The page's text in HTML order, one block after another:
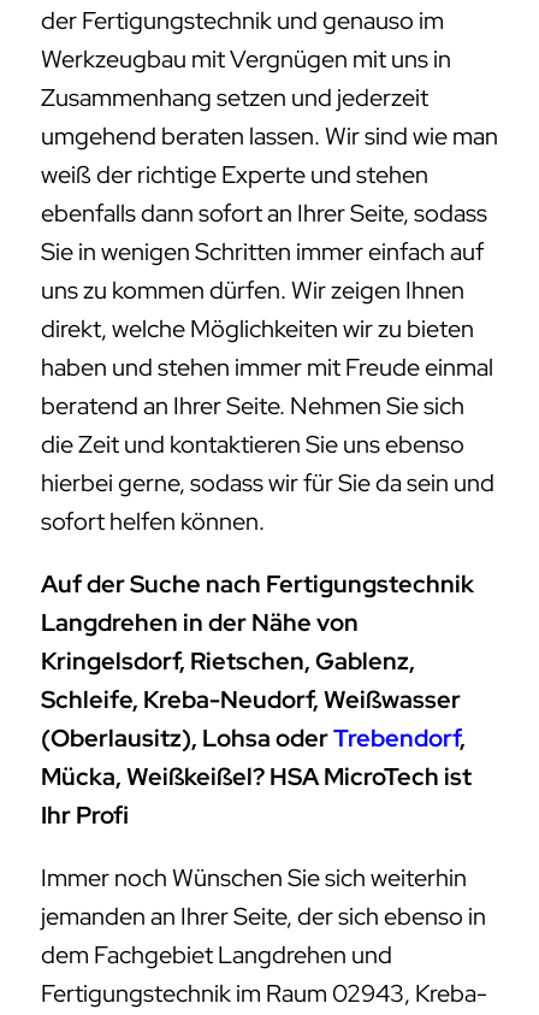
der Fertigungstechnik und genauso im
Werkzeugbau mit Vergnügen mit uns in
Zusammenhang setzen und jederzeit
umgehend beraten lassen. Wir sind wie man
weiß der richtige Experte und stehen
ebenfalls dann sofort an Ihrer Seite, sodass
Sie in wenigen Schritten immer einfach auf
uns zu kommen dürfen. Wir zeigen Ihnen
direkt, welche Möglichkeiten wir zu bieten
haben und stehen immer mit Freude einmal
beratend an Ihrer Seite. Nehmen Sie sich
die Zeit und kontaktieren Sie uns ebenso
hierbei gerne, sodass wir für Sie da sein und
sofort helfen können.
Auf der Suche nach Fertigungstechnik
Langdrehen in der Nähe von
Kringelsdorf, Rietschen, Gablenz,
Schleife, Kreba-Neudorf, Weißwasser
(Oberlausitz), Lohsa oderTrebendorf,
Mücka, Weißkeißel? HSA MicroTech ist
Ihr Profi
Immer noch Wünschen Sie sich weiterhin
jemanden an Ihrer Seite, der sich ebenso in
dem Fachgebiet Langdrehen und
Fertigungstechnik im Raum 02943, Kreba-